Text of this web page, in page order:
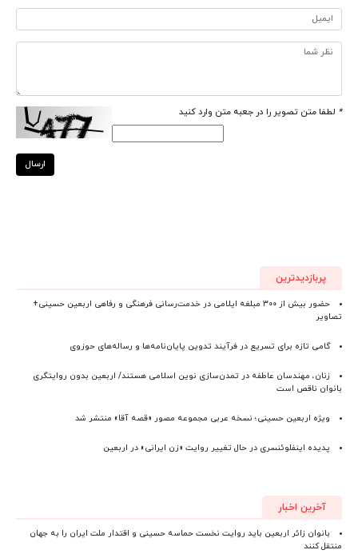
* لطفا متن تصویر را در جعبه متن وارد کنید
ارسال
پربازدیدترین
حضور بیش از ۳۰۰ مبلغه ایلامی در خدمت‌رسانی فرهنگی و رفاهی اربعین حسینی+
تصاویر
گامی تازه برای تسریع در فرآیند تدوین پایان‌نامه‌ها و رساله‌های حوزوی
زنان، مهندسان عاطفه در تمدن‌سازی نوین اسلامی هستند/ اربعین بدون روایتگری
بانوان ناقص است
ویژه اربعین حسینی؛ نسخه عربی مجموعه مصور «قصه آقا» منتشر شد
پدیده اینفلوئنسری در حال تغییر روایت «زن ایرانی» در اربعین
آخرین اخبار
بانوان زائر اربعین باید روایت نخست حماسه حسینی و اقتدار ملت ایران را به جهان
منتقل کنند